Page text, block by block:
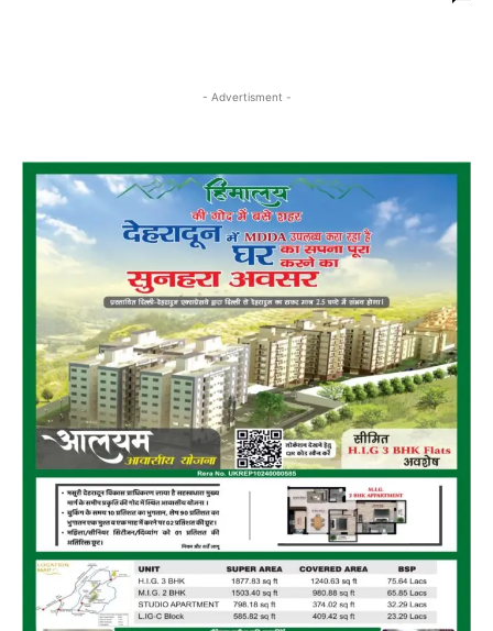
- Advertisment -